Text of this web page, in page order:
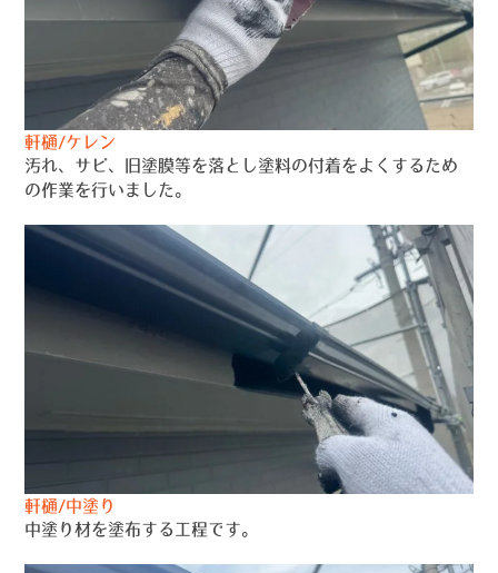
軒樋/ケレン
汚れ、サビ、旧塗膜等を落とし塗料の付着をよくするため
の作業を行いました。
軒樋/中塗り
中塗り材を塗布する工程です。